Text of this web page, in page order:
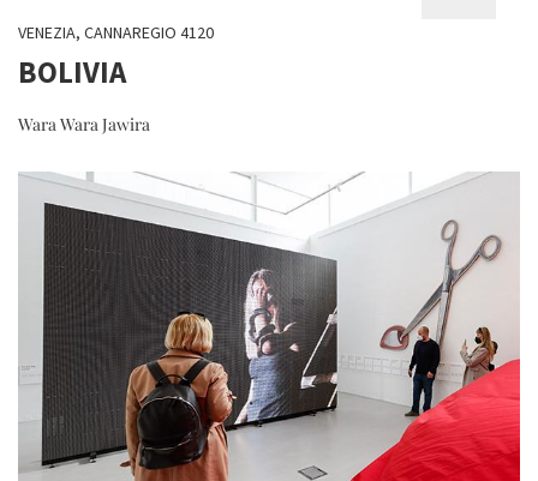
VENEZIA, CANNAREGIO 4120
BOLIVIA
Wara Wara Jawira